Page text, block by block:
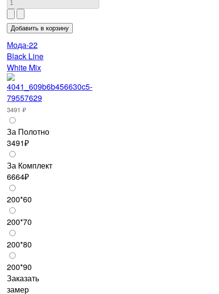
Мода-22
Black Line
White Mix
3491 ₽
За Полотно
3491₽
За Комплект
6664₽
200*60
200*70
200*80
200*90
Заказать
замер